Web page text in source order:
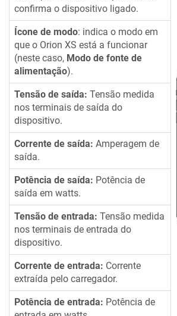
confirma o dispositivo ligado.
Ícone de modo: indica o modo em
que o Orion XS está a funcionar
(neste caso, Modo de fonte de
alimentação).
Tensão de saída: Tensão medida
nos terminais de saída do
dispositivo.
Corrente de saída: Amperagem de
saída.
Potência de saída: Potência de
saída em watts.
Tensão de entrada: Tensão medida
nos terminais de entrada do
dispositivo.
Corrente de entrada: Corrente
extraída pelo carregador.
Potência de entrada: Potência de